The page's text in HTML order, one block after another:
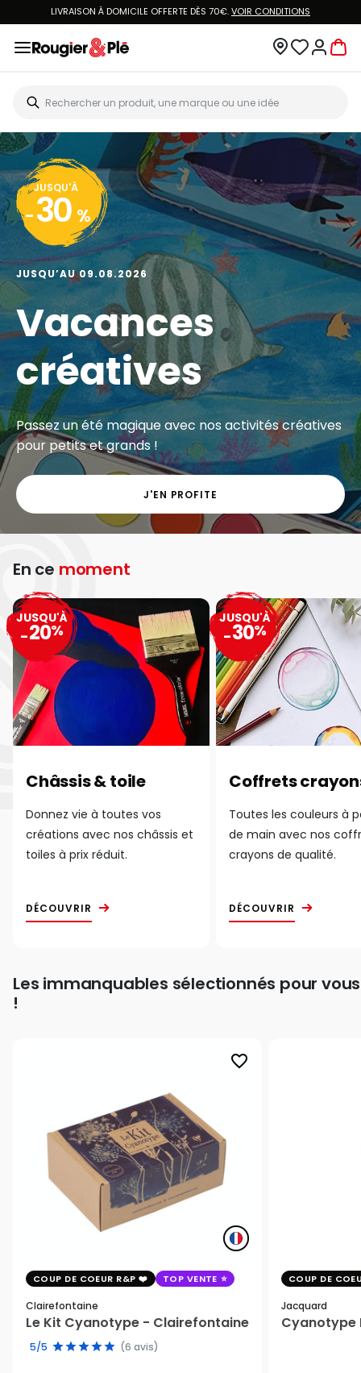
LIVRAISON À DOMICILE OFFERTE DÈS 70€.VOIR CONDITIONS
JUSQU'À
- 30 %
JUSQU’AU 09.08.2026
Vacances
créatives
Passez un été magique avec nos activités créatives
pour petits et grands !
J'EN PROFITE
En ce moment
Châssis & toile
Donnez vie à toutes vos
créations avec nos châssis et
toiles à prix réduit.
DÉCOUVRIR
JUSQU'À
-20%
Coffrets
Toutes les couleurs à
de main avec nos
crayons de qualité.
DÉCOUVRIR
JUSQU'À
-30%
Les immanquables sélectionnés pour vous
!
favorite_border
COUP DE COEUR R&P TOP VENTE
Clairefontaine
Le Kit Cyanotype - Clairefontaine
5/5 (6 avis)
COUP DE
Jacquard
Cyanotype